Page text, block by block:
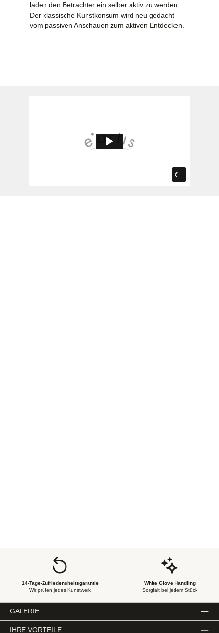
laden den Betrachter ein selber aktiv zu werden.
Der klassische Kunstkonsum wird neu gedacht:
vom passiven Anschauen zum aktiven Entdecken.
14-Tage-Zufriedensheitsgarantie
Wir prüfen jedes Kunstwerk
White Glove Handling
Sorgfalt bei jedem Stück
GALERIE
IHRE VORTEILE